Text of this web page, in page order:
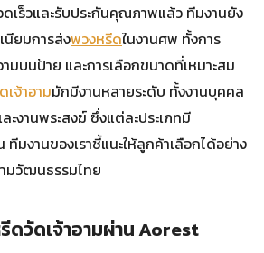
เร็วและรับประกันคุณภาพแล้ว ทีมงานยัง
นียมการส่งพวงหรีดในงานศพ ทั้งการ
มบนป้าย และการเลือกขนาดที่เหมาะสม
เจ้าอามมักมีงานหลายระดับ ทั้งงานบุคคล
ะงานพระสงฆ์ ซึ่งแต่ละประเภทมี
มงานของเราชี้แนะให้ลูกค้าเลือกได้อย่าง
มวัฒนธรรมไทย
วัดเจ้าอามผ่าน Aorest